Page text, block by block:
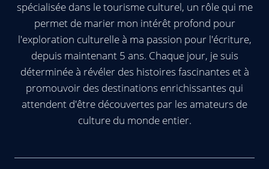
spécialisée dans le tourisme culturel, un rôle qui me
permet de marier mon intérêt profond pour
l'exploration culturelle à ma passion pour l'écriture,
depuis maintenant 5 ans. Chaque jour, je suis
déterminée à révéler des histoires fascinantes et à
promouvoir des destinations enrichissantes qui
attendent d'être découvertes par les amateurs de
culture du monde entier.